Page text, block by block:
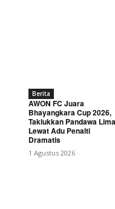
Berita
AWON FC Juara
Bhayangkara Cup 2026,
Taklukkan Pandawa Lima
Lewat Adu Penalti
Dramatis
1 Agustus 2026